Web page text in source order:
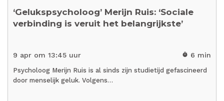
‘Gelukspsycholoog’ Merijn Ruis: ‘Sociale
verbinding is veruit het belangrijkste’
9 apr om 13:45 uur timer 6 min
Psycholoog Merijn Ruis is al sinds zijn studietijd gefascineerd
door menselijk geluk. Volgens…